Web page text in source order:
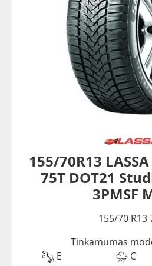
155/70R13
75T DOT21
3PMSF
155/70 R13
Tinkamumas
E
C